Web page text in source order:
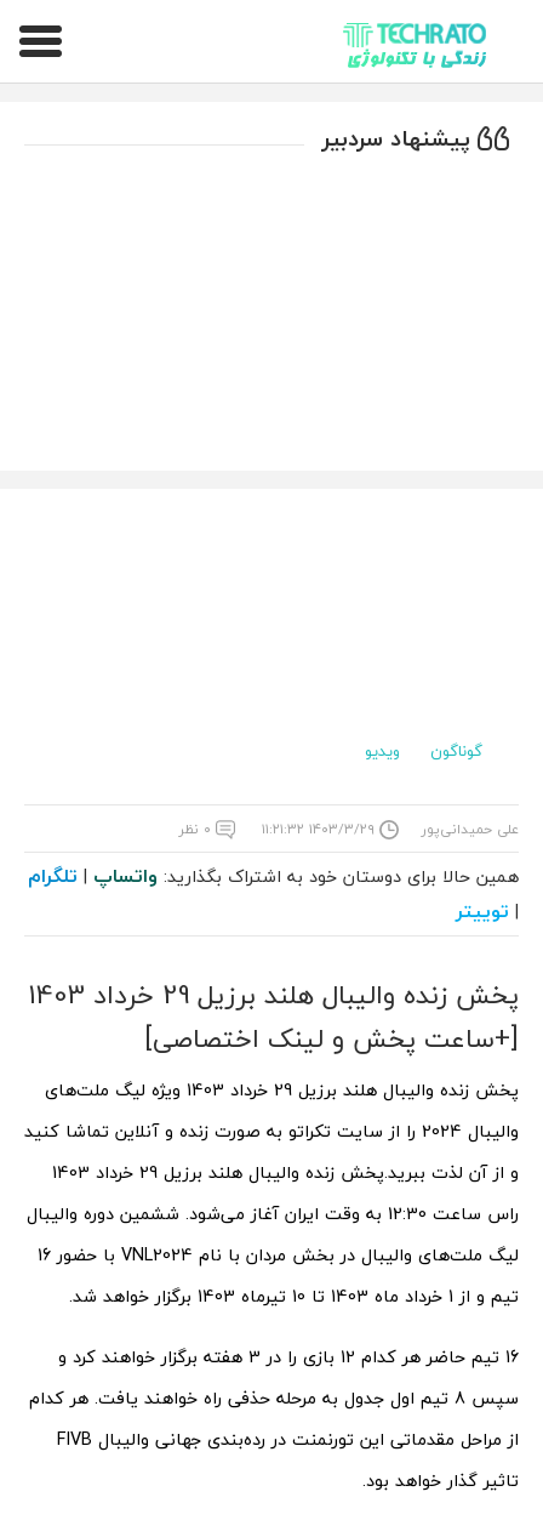
تکراتو – زندگی با تکنولوژی
پیشنهاد سردبیر
گوناگون ویدیو
علی حمیدانی‌پور ۱۴۰۳/۳/۲۹ ۱۱:۲۱:۳۲ ۰ نظر
همین حالا برای دوستان خود به اشتراک بگذارید: واتساپ | تلگرام
| توییتر
پخش زنده والیبال هلند برزیل 29 خرداد 1403
[+ساعت پخش و لینک اختصاصی]
پخش زنده والیبال هلند برزیل 29 خرداد 1403 ویژه لیگ ملت‌های
والیبال 2024 را از سایت تکراتو به صورت زنده و آنلاین تماشا کنید
و از آن لذت ببرید.
پخش زنده والیبال هلند برزیل 29 خرداد 1403
راس ساعت 12:30 به وقت ایران آغاز می‌شود. ششمین دوره والیبال
لیگ ملت‌های والیبال در بخش مردان با نام VNL2024 با حضور 16
تیم و از 1 خرداد ماه 1403 تا 10 تیرماه 1403 برگزار خواهد شد.
16 تیم حاضر هر کدام 12 بازی را در 3 هفته برگزار خواهند کرد و
سپس 8 تیم اول جدول به مرحله حذفی راه خواهند یافت. هر کدام
از مراحل مقدماتی این تورنمنت در رده‌بندی جهانی والیبال FIVB
تاثیر گذار خواهد بود.